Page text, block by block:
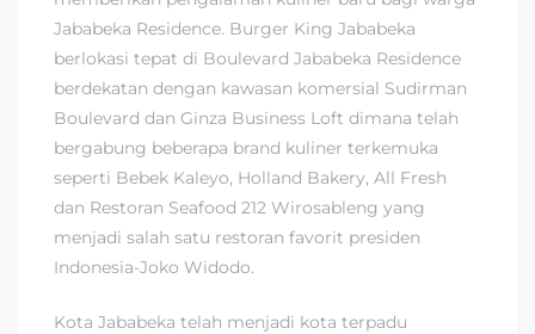
Jababeka Residence. Burger King Jababeka
berlokasi tepat di Boulevard Jababeka Residence
berdekatan dengan kawasan komersial Sudirman
Boulevard dan Ginza Business Loft dimana telah
bergabung beberapa brand kuliner terkemuka
seperti Bebek Kaleyo, Holland Bakery, All Fresh
dan Restoran Seafood 212 Wirosableng yang
menjadi salah satu restoran favorit presiden
Indonesia-Joko Widodo.
Kota Jababeka telah menjadi kota terpadu